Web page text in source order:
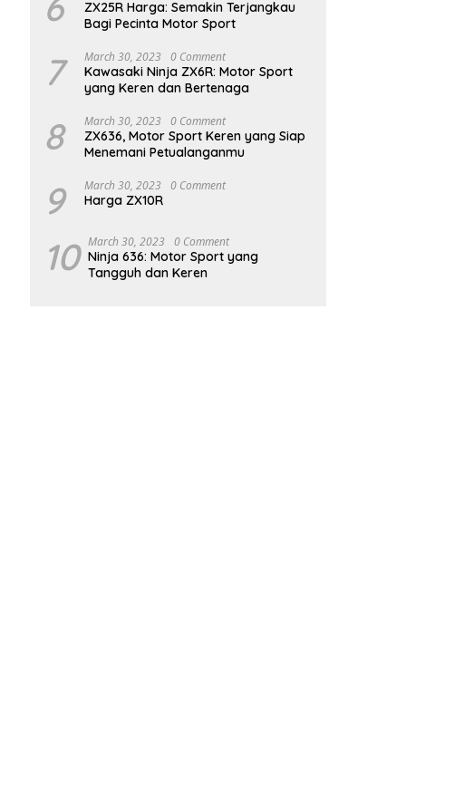
ZX25R Harga: Semakin Terjangkau
Bagi Pecinta Motor Sport
7 March 30, 2023 0 Comment
Kawasaki Ninja ZX6R: Motor Sport
yang Keren dan Bertenaga
8 March 30, 2023 0 Comment
ZX636, Motor Sport Keren yang Siap
Menemani Petualanganmu
9 March 30, 2023 0 Comment
Harga ZX10R
10 March 30, 2023 0 Comment
Ninja 636: Motor Sport yang
Tangguh dan Keren